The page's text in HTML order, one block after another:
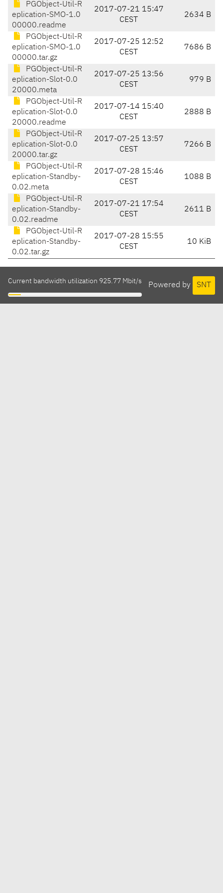
PGObject-Util-R
eplication-SMO-1.0
00000.readme
2017-07-21 15:47
CEST
2634 B
PGObject-Util-R
eplication-SMO-1.0
00000.tar.gz
2017-07-25 12:52
CEST
7686 B
PGObject-Util-R
eplication-Slot-0.0
20000.meta
2017-07-25 13:56
CEST
979 B
PGObject-Util-R
eplication-Slot-0.0
20000.readme
2017-07-14 15:40
CEST
2888 B
PGObject-Util-R
eplication-Slot-0.0
20000.tar.gz
2017-07-25 13:57
CEST
7266 B
PGObject-Util-R
eplication-Standby-
0.02.meta
2017-07-28 15:46
CEST
1088 B
PGObject-Util-R
eplication-Standby-
0.02.readme
2017-07-21 17:54
CEST
2611 B
PGObject-Util-R
eplication-Standby-
0.02.tar.gz
2017-07-28 15:55
CEST
10 KiB
Powered by SNT
Current bandwidth utilization 925.77 Mbit/s